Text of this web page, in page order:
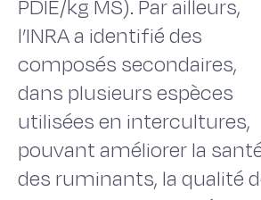
PDIE/kg MS). Par ailleurs,
l’INRA a identifié des
composés secondaires,
dans plusieurs espèces
utilisées en intercultures,
pouvant améliorer la
des ruminants, la qualité